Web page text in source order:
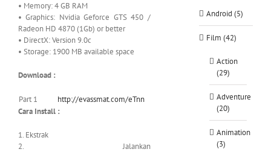
• Memory: 4 GB RAM
• Graphics: Nvidia Geforce GTS 450 /
Radeon HD 4870 (1Gb) or better
• DirectX: Version 9.0c
• Storage: 1900 MB available space
Download :
Part 1
http://evassmat.com/eTnn
Cara Install :
1. Ekstrak
2. Jalankan
Android (5)
Film (42)
Action
(29)
Adventure
(20)
Animation
(3)